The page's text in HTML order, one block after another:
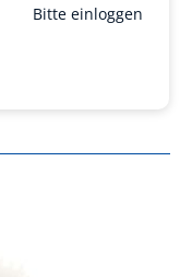
Bitte einloggen